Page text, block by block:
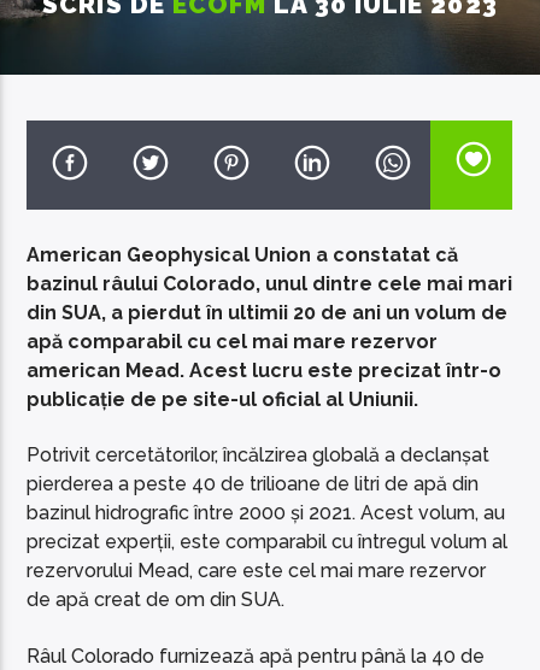
EcoFM Chisinau
American Geophysical Union a constatat că
bazinul râului Colorado, unul dintre cele mai mari
din SUA, a pierdut în ultimii 20 de ani un volum de
apă comparabil cu cel mai mare rezervor
american Mead. Acest lucru este precizat într-o
publicație de pe site-ul oficial al Uniunii.
Potrivit cercetătorilor, încălzirea globală a declanșat
pierderea a peste 40 de trilioane de litri de apă din
bazinul hidrografic între 2000 și 2021. Acest volum, au
precizat experții, este comparabil cu întregul volum al
rezervorului Mead, care este cel mai mare rezervor
de apă creat de om din SUA.
Râul Colorado furnizează apă pentru până la 40 de